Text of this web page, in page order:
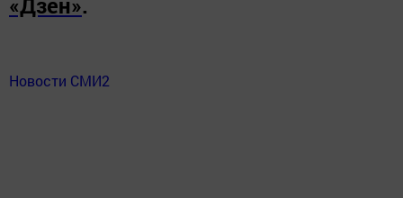
Новости СМИ2